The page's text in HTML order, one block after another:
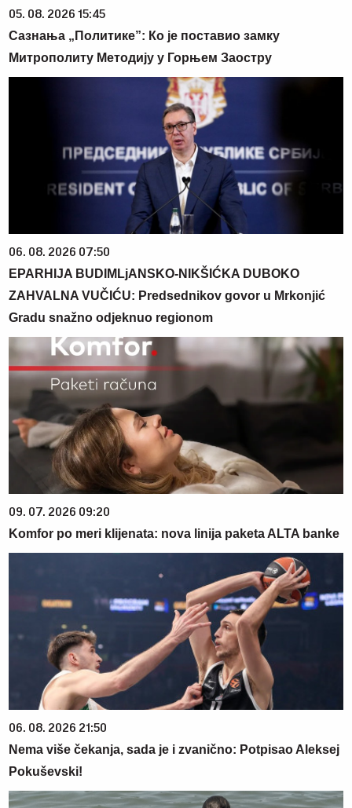
05. 08. 2026 15:45
Сазнања „Политике”: Ко је поставио замку
Митрополиту Методију у Горњем Заостру
06. 08. 2026 07:50
EPARHIJA BUDIMLjANSKO-NIKŠIĆKA DUBOKO
ZAHVALNA VUČIĆU: Predsednikov govor u Mrkonjić
Gradu snažno odjeknuo regionom
09. 07. 2026 09:20
Komfor po meri klijenata: nova linija paketa ALTA banke
06. 08. 2026 21:50
Nema više čekanja, sada je i zvanično: Potpisao Aleksej
Pokuševski!